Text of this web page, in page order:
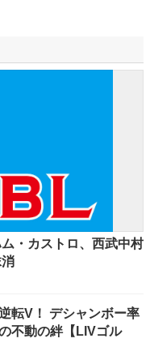
・カストロ、西武中村
転V！ デシャンボー率
不動の絆【LIVゴル